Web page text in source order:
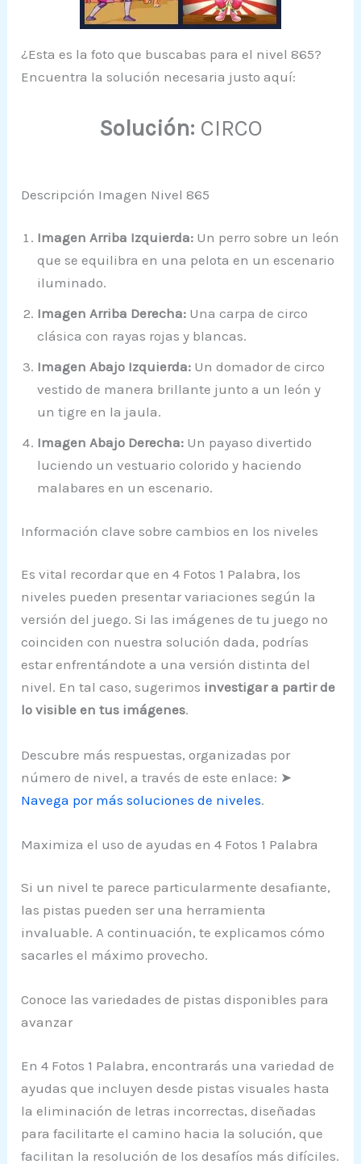
¿Esta es la foto que buscabas para el nivel 865?
Encuentra la solución necesaria justo aquí:
Solución: CIRCO
Descripción Imagen Nivel 865
Imagen Arriba Izquierda: Un perro sobre un león
que se equilibra en una pelota en un escenario
iluminado.
Imagen Arriba Derecha: Una carpa de circo
clásica con rayas rojas y blancas.
Imagen Abajo Izquierda: Un domador de circo
vestido de manera brillante junto a un león y
un tigre en la jaula.
Imagen Abajo Derecha: Un payaso divertido
luciendo un vestuario colorido y haciendo
malabares en un escenario.
Información clave sobre cambios en los niveles
Es vital recordar que en 4 Fotos 1 Palabra, los
niveles pueden presentar variaciones según la
versión del juego. Si las imágenes de tu juego no
coinciden con nuestra solución dada, podrías
estar enfrentándote a una versión distinta del
nivel. En tal caso, sugerimos investigar a partir de
lo visible en tus imágenes.
Descubre más respuestas, organizadas por
número de nivel, a través de este enlace: ➤
Navega por más soluciones de niveles.
Maximiza el uso de ayudas en 4 Fotos 1 Palabra
Si un nivel te parece particularmente desafiante,
las pistas pueden ser una herramienta
invaluable. A continuación, te explicamos cómo
sacarles el máximo provecho.
Conoce las variedades de pistas disponibles para
avanzar
En 4 Fotos 1 Palabra, encontrarás una variedad de
ayudas que incluyen desde pistas visuales hasta
la eliminación de letras incorrectas, diseñadas
para facilitarte el camino hacia la solución, que
facilitan la resolución de los desafíos más difíciles.